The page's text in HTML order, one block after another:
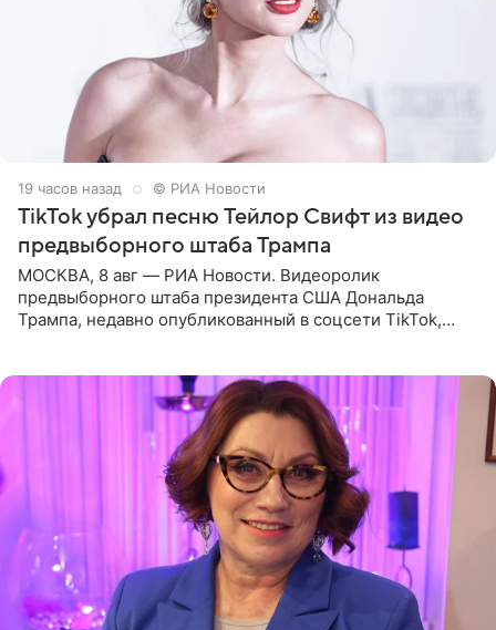
19 часов назад © РИА Новости
TikTok убрал песню Тейлор Свифт из видео
предвыборного штаба Трампа
МОСКВА, 8 авг — РИА Новости. Видеоролик
предвыборного штаба президента США Дональда
Трампа, недавно опубликованный в соцсети TikTok,